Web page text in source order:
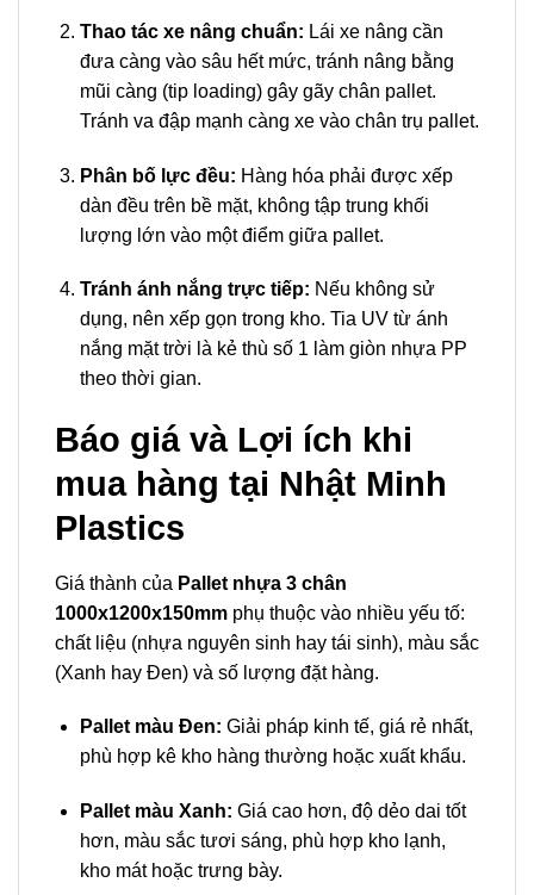
Thao tác xe nâng chuẩn: Lái xe nâng cần
đưa càng vào sâu hết mức, tránh nâng bằng
mũi càng (tip loading) gây gãy chân pallet.
Tránh va đập mạnh càng xe vào chân trụ pallet.
Phân bố lực đều: Hàng hóa phải được xếp
dàn đều trên bề mặt, không tập trung khối
lượng lớn vào một điểm giữa pallet.
Tránh ánh nắng trực tiếp: Nếu không sử
dụng, nên xếp gọn trong kho. Tia UV từ ánh
nắng mặt trời là kẻ thù số 1 làm giòn nhựa PP
theo thời gian.
Báo giá và Lợi ích khi
mua hàng tại Nhật Minh
Plastics
Giá thành của Pallet nhựa 3 chân
1000x1200x150mm phụ thuộc vào nhiều yếu tố:
chất liệu (nhựa nguyên sinh hay tái sinh), màu sắc
(Xanh hay Đen) và số lượng đặt hàng.
Pallet màu Đen: Giải pháp kinh tế, giá rẻ nhất,
phù hợp kê kho hàng thường hoặc xuất khẩu.
Pallet màu Xanh: Giá cao hơn, độ dẻo dai tốt
hơn, màu sắc tươi sáng, phù hợp kho lạnh,
kho mát hoặc trưng bày.